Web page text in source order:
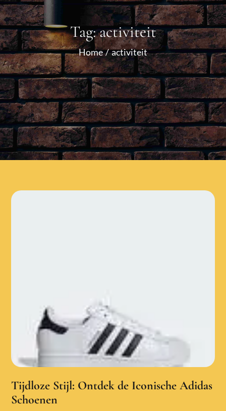
Tag:activiteit
Home activiteit
Tijdloze Stijl: Ontdek de Iconische Adidas
Schoenen